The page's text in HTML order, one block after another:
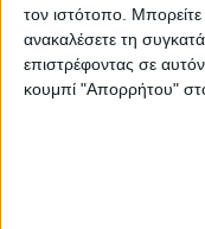
τον ιστότοπο. Μπορείτε
ανακαλέσετε τη
επιστρέφοντας σε
κουμπί "Απορρήτου"
TRENDING NOW